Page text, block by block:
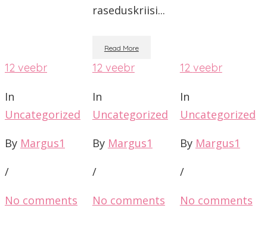
raseduskriisi...
Read More
12 veebr
In
Uncategorized
By Margus1
/
No comments
12 veebr
In
Uncategorized
By Margus1
/
No comments
12 veebr
In
Uncategorized
By Margus1
/
No comments